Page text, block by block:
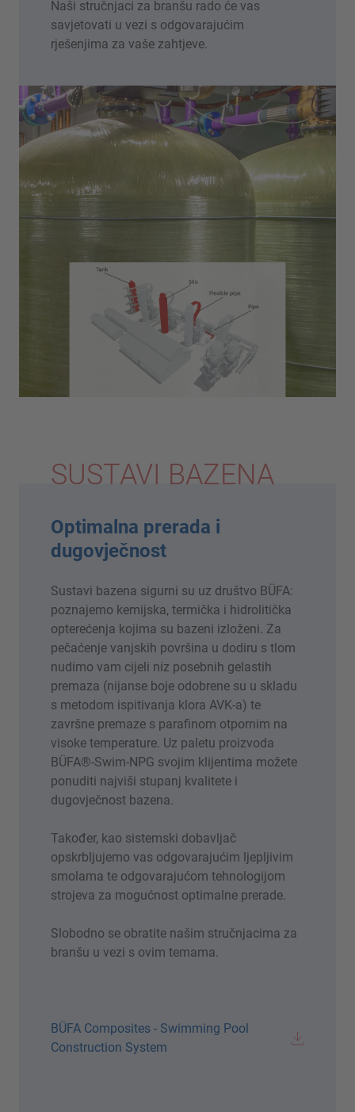
Naši stručnjaci za branšu rado će vas
savjetovati u vezi s odgovarajućim
rješenjima za vaše zahtjeve.
SUSTAVI BAZENA
Optimalna prerada i
dugovječnost
Sustavi bazena sigurni su uz društvo BÜFA:
poznajemo kemijska, termička i hidrolitička
opterećenja kojima su bazeni izloženi. Za
pečaćenje vanjskih površina u dodiru s tlom
nudimo vam cijeli niz posebnih gelastih
premaza (nijanse boje odobrene su u skladu
s metodom ispitivanja klora AVK-a) te
završne premaze s parafinom otpornim na
visoke temperature. Uz paletu proizvoda
BÜFA®-Swim-NPG svojim klijentima možete
ponuditi najviši stupanj kvalitete i
dugovječnost bazena.
Također, kao sistemski dobavljač
opskrbljujemo vas odgovarajućim ljepljivim
smolama te odgovarajućom tehnologijom
strojeva za mogućnost optimalne prerade.
Slobodno se obratite našim stručnjacima za
branšu u vezi s ovim temama.
BÜFA Composites - Swimming Pool
Construction System